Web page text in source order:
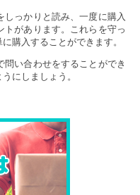
っかりと読み、一度に購入
があります。これらを守っ
購入することができます。
い合わせをすることができ
にしましょう。